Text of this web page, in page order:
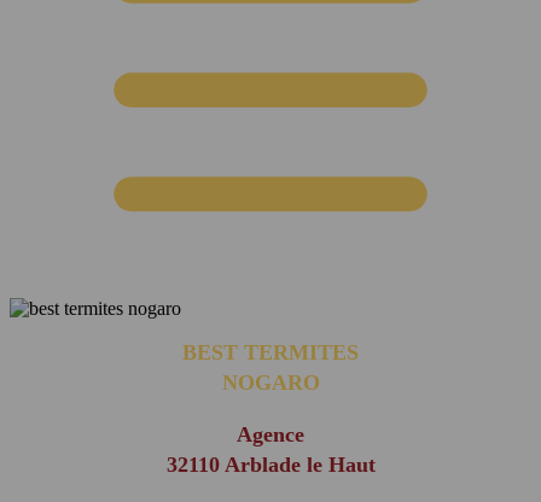
BEST TERMITES
NOGARO
Agence
32110 Arblade le Haut